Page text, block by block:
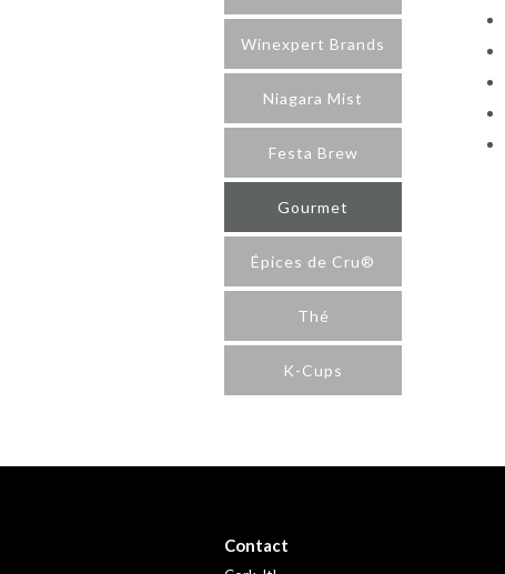
Winexpert Brands
Niagara Mist
Festa Brew
Gourmet
Épices de Cru®
Thé
K-Cups
Contact